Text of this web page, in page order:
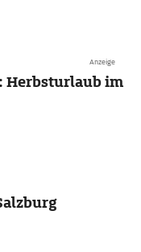
Anzeige
Herbsturlaub im